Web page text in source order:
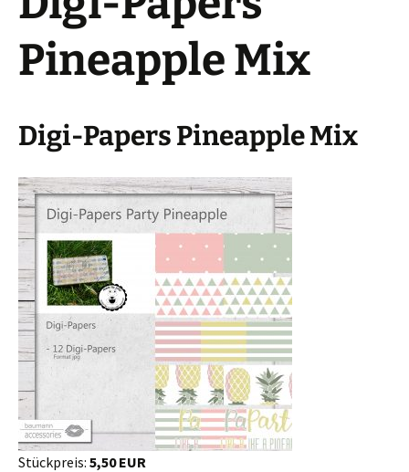
Pineapple Mix
Digi-Papers Pineapple Mix
Stückpreis: 5,50 EUR